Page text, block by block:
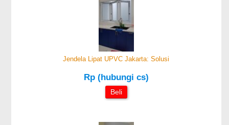
Jendela Lipat UPVC Jakarta: Solusi
Rp (hubungi cs)
Beli